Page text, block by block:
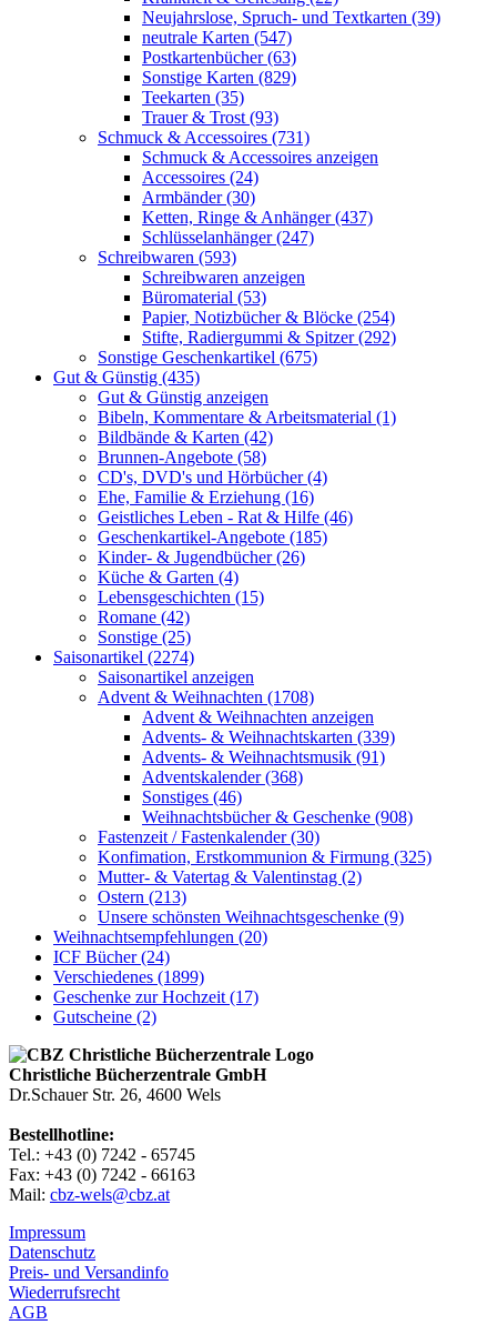
Neujahrslose, Spruch- und Textkarten (39)
neutrale Karten (547)
Postkartenbücher (63)
Sonstige Karten (829)
Teekarten (35)
Trauer & Trost (93)
Schmuck & Accessoires (731)
Schmuck & Accessoires anzeigen
Accessoires (24)
Armbänder (30)
Ketten, Ringe & Anhänger (437)
Schlüsselanhänger (247)
Schreibwaren (593)
Schreibwaren anzeigen
Büromaterial (53)
Papier, Notizbücher & Blöcke (254)
Stifte, Radiergummi & Spitzer (292)
Sonstige Geschenkartikel (675)
Gut & Günstig (435)
Gut & Günstig anzeigen
Bibeln, Kommentare & Arbeitsmaterial (1)
Bildbände & Karten (42)
Brunnen-Angebote (58)
CD's, DVD's und Hörbücher (4)
Ehe, Familie & Erziehung (16)
Geistliches Leben - Rat & Hilfe (46)
Geschenkartikel-Angebote (185)
Kinder- & Jugendbücher (26)
Küche & Garten (4)
Lebensgeschichten (15)
Romane (42)
Sonstige (25)
Saisonartikel (2274)
Saisonartikel anzeigen
Advent & Weihnachten (1708)
Advent & Weihnachten anzeigen
Advents- & Weihnachtskarten (339)
Advents- & Weihnachtsmusik (91)
Adventskalender (368)
Sonstiges (46)
Weihnachtsbücher & Geschenke (908)
Fastenzeit / Fastenkalender (30)
Konfimation, Erstkommunion & Firmung (325)
Mutter- & Vatertag & Valentinstag (2)
Ostern (213)
Unsere schönsten Weihnachtsgeschenke (9)
Weihnachtsempfehlungen (20)
ICF Bücher (24)
Verschiedenes (1899)
Geschenke zur Hochzeit (17)
Gutscheine (2)
Christliche Bücherzentrale GmbH
Dr.Schauer Str. 26, 4600 Wels
Bestellhotline:
Tel.: +43 (0) 7242 - 65745
Fax: +43 (0) 7242 - 66163
Mail: cbz-wels@cbz.at
Impressum
Datenschutz
Preis- und Versandinfo
Wiederrufsrecht
AGB